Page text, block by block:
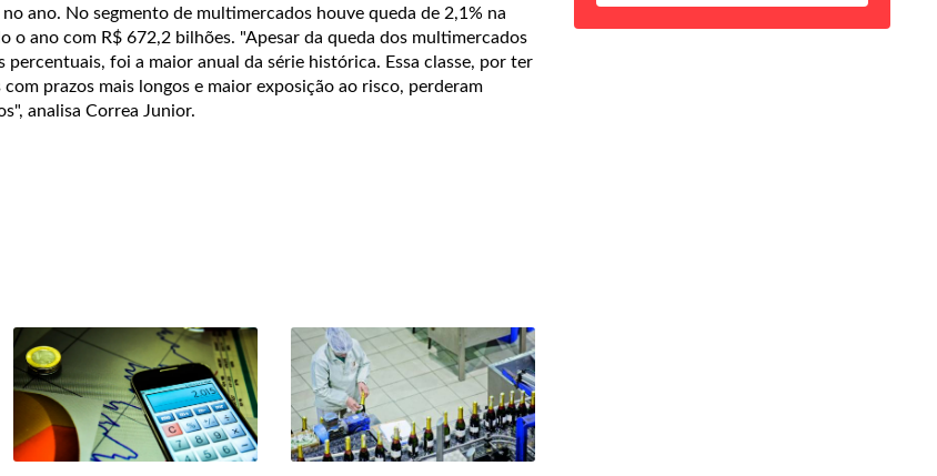
ano. No segmento de multimercados houve queda de 2,1% na
o ano com R$ 672,2 bilhões. "Apesar da queda dos multimercados
foi a maior anual da série histórica. Essa classe, por ter
prazos mais longos e maior exposição ao risco, perderam
analisa Correa Junior.